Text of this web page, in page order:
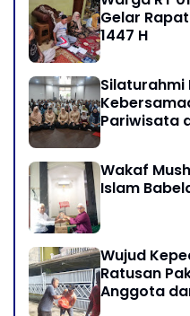
Gelar
1447 H
Silaturahmi
Pariwisata
Wakaf
Islam
Wujud
Ratusan
Anggota